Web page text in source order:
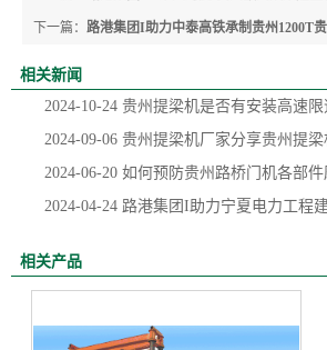
下一篇： 路港集团I助力中泰高铁承制贵州1200T
相关新闻
2024-10-24 贵州提梁机是否有安装高速限
2024-09-06 贵州提梁机厂家分享贵州提
2024-06-20 如何预防贵州路桥门机各部件
2024-04-24 路港集团I助力宁夏电力工程
相关产品